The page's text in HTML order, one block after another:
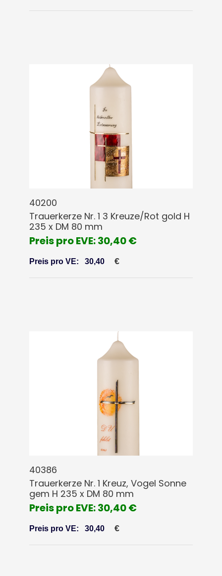
40200
Trauerkerze Nr. 1 3 Kreuze/Rot gold H
235 x DM 80 mm
Preis pro EVE: 30,40 €
Preis pro VE: 30,40 €
40386
Trauerkerze Nr. 1 Kreuz, Vogel Sonne
gem H 235 x DM 80 mm
Preis pro EVE: 30,40 €
Preis pro VE: 30,40 €